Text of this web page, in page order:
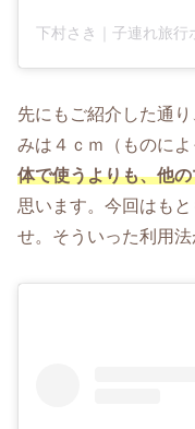
先にもご紹介した通
みは４ｃｍ（ものによ
体で使うよりも、他
思います。今回はも
せ。そういった利用法